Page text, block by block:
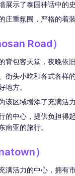
展示了泰国神话中的史
庄重氛围，严格的着
Road）
背包客天堂，夜晚依旧
街头小吃和各式各样
地方。
该区域增添了充满活
的中心，提供负担得
南亚的旅行。
）
满活力的中心，拥有